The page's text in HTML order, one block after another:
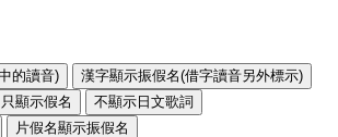
的讀音)
漢字顯示振假名(借字讀音另外標示)
只顯示假名
不顯示日文歌詞
片假名顯示振假名